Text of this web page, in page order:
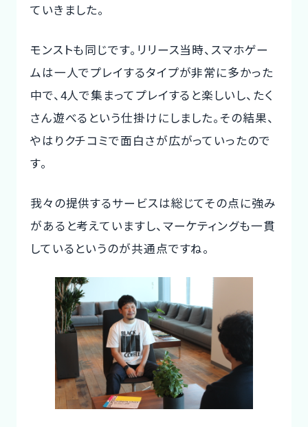
ていきました。
モンストも同じです。リリース当時、スマホゲー
ムは一人でプレイするタイプが非常に多かった
中で、4人で集まってプレイすると楽しいし、たく
さん遊べるという仕掛けにしました。その結果、
やはりクチコミで面白さが広がっていったので
す。
我々の提供するサービスは総じてその点に強み
があると考えていますし、マーケティングも一貫
しているというのが共通点ですね。